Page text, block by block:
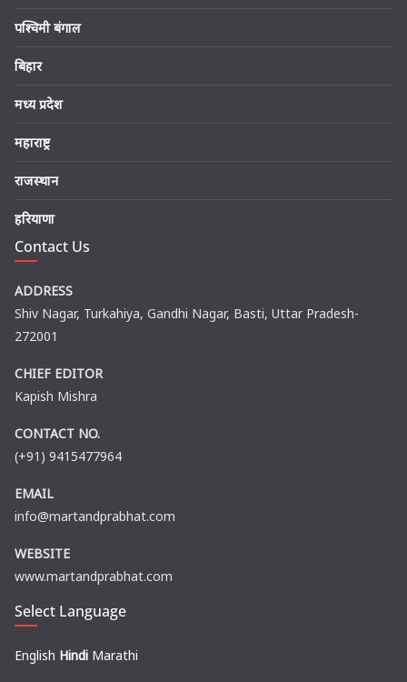
पश्चिमी बंगाल
बिहार
मध्य प्रदेश
महाराष्ट्र
राजस्थान
हरियाणा
Contact Us
ADDRESS
Shiv Nagar, Turkahiya, Gandhi Nagar, Basti, Uttar Pradesh-
272001
CHIEF EDITOR
Kapish Mishra
CONTACT NO.
(+91) 9415477964
EMAIL
info@martandprabhat.com
WEBSITE
www.martandprabhat.com
Select Language
English Hindi Marathi